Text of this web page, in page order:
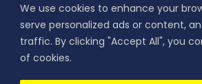
We use cookies to enhance your
serve personalized ads or content,
traffic. By clicking "Accept All", you
of cookies.
Kec. Gresik,
Kabupaten Gresik,
Jawa Timur 61114.
Our Social
Media :